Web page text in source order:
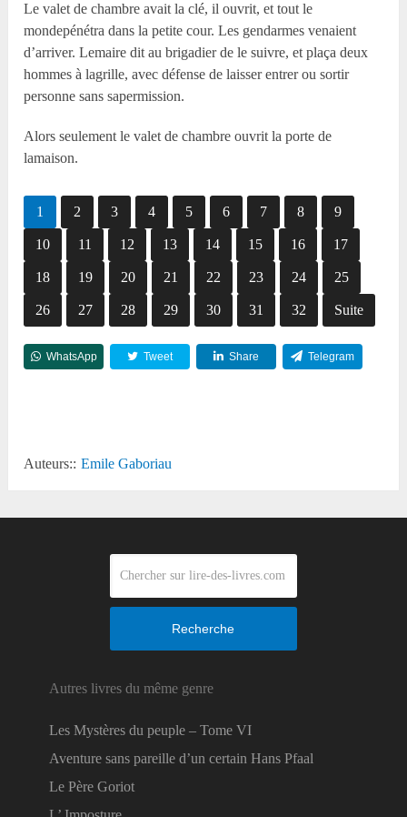
Le valet de chambre avait la clé, il ouvrit, et tout le
mondepénétra dans la petite cour. Les gendarmes venaient
d’arriver. Lemaire dit au brigadier de le suivre, et plaça deux
hommes à lagrille, avec défense de laisser entrer ou sortir
personne sans sapermission.
Alors seulement le valet de chambre ouvrit la porte de
lamaison.
1 2 3 4 5 6 7 8 9
10 11 12 13 14 15 16 17
18 19 20 21 22 23 24 25
26 27 28 29 30 31 32 Suite
WhatsApp Tweet Share Telegram
Auteurs:: Emile Gaboriau
Recherche
Autres livres du même genre
Les Mystères du peuple – Tome VI
Aventure sans pareille d’un certain Hans Pfaal
Le Père Goriot